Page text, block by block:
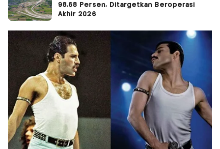
98,68 Persen, Ditargetkan Beroperasi
Akhir 2026